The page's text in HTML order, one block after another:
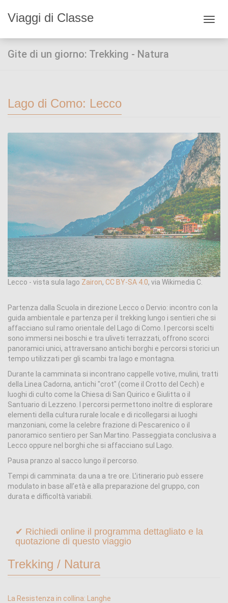
Viaggi di Classe
Gite di un giorno: Trekking - Natura
Lago di Como: Lecco
Lecco - vista sula lago Zairon, CC BY-SA 4.0, via Wikimedia C.
Partenza dalla Scuola in direzione Lecco o Dervio: incontro con la
guida ambientale e partenza per il trekking lungo i sentieri che si
affacciano sul ramo orientale del Lago di Como. I percorsi scelti
sono immersi nei boschi e tra uliveti terrazzati, offrono scorci
panoramici unici, attraversano antichi borghi e percorsi storici un
tempo utilizzati per gli scambi tra lago e montagna.
Durante la camminata si incontrano cappelle votive, mulini, tratti
della Linea Cadorna, antichi "crot" (come il Crotto del Cech) e
luoghi di culto come la Chiesa di San Quirico e Giulitta o il
Santuario di Lezzeno. I percorsi permettono inoltre di esplorare
elementi della cultura rurale locale e di ricollegarsi ai luoghi
manzoniani, come la celebre frazione di Pescarenico o il
panoramico sentiero per San Martino. Passeggiata conclusiva a
Lecco oppure nel borghi che si affacciano sul Lago.
Pausa pranzo al sacco lungo il percorso.
Tempi di camminata: da una a tre ore. L’itinerario può essere
modulato in base all’età e alla preparazione del gruppo, con
durata e difficoltà variabili.
✔ Richiedi online il programma dettagliato e la
quotazione di questo viaggio
Trekking / Natura
La Resistenza in collina: Langhe